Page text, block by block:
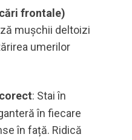
frontale)
mușchii deltoizi
umerilor
: Stai în
în fiecare
în față. Ridică